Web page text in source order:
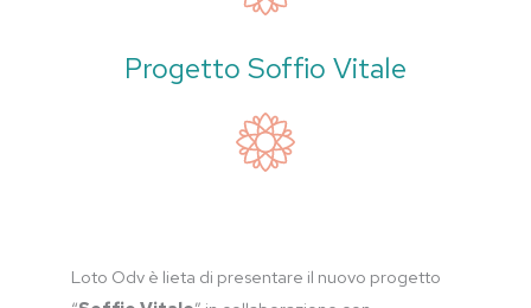
Progetto Soffio Vitale
Loto Odv è lieta di presentare il nuovo progetto